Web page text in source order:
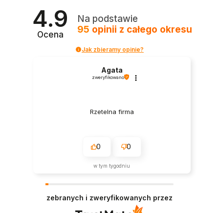
4.9
Ocena
Na podstawie
95 opinii z całego okresu
Jak zbieramy opinie?
Agata
zweryfikowano
Rzetelna firma
0 0
w tym tygodniu
zebranych i zweryfikowanych przez